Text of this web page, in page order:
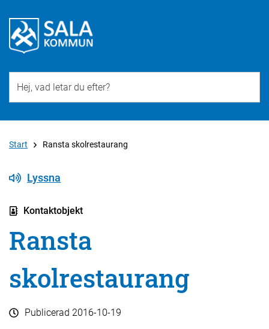
Start Ransta skolrestaurang
Lyssna
Kontaktobjekt
Ransta
skolrestaurang
Publicerad 2016-10-19